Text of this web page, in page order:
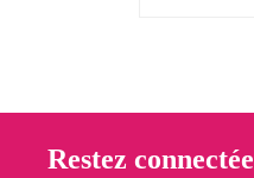
Restez connectée